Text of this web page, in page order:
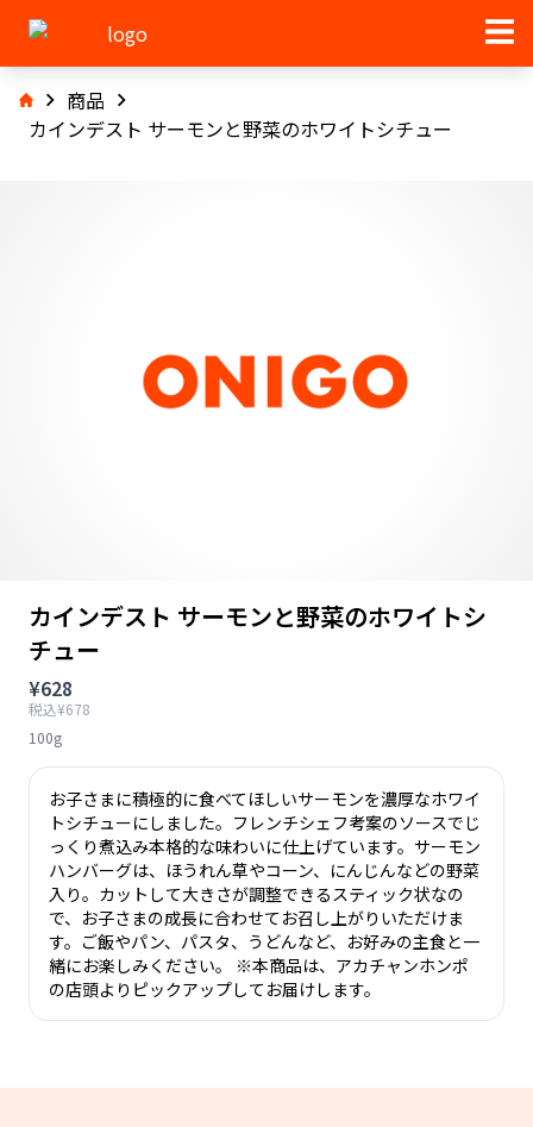
商品
カインデスト サーモンと野菜のホワイトシチュー
カインデスト サーモンと野菜のホワイトシ
チュー
¥628
税込¥678
100g
お子さまに積極的に食べてほしいサーモンを濃厚なホワイ
トシチューにしました。フレンチシェフ考案のソースでじ
っくり煮込み本格的な味わいに仕上げています。サーモン
ハンバーグは、ほうれん草やコーン、にんじんなどの野菜
入り。カットして大きさが調整できるスティック状なの
で、お子さまの成長に合わせてお召し上がりいただけま
す。ご飯やパン、パスタ、うどんなど、お好みの主食と一
緒にお楽しみください。 ※本商品は、アカチャンホンポ
の店頭よりピックアップしてお届けします。